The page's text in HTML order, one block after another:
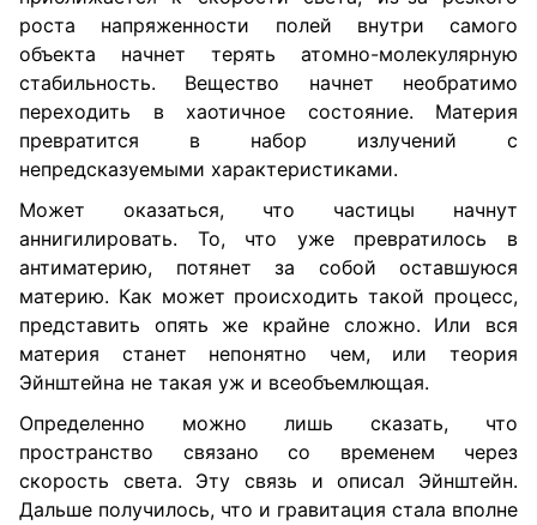
роста напряженности полей внутри самого
объекта начнет терять атомно-молекулярную
стабильность. Вещество начнет необратимо
переходить в хаотичное состояние. Материя
превратится в набор излучений с
непредсказуемыми характеристиками.
Может оказаться, что частицы начнут
аннигилировать. То, что уже превратилось в
антиматерию, потянет за собой оставшуюся
материю. Как может происходить такой процесс,
представить опять же крайне сложно. Или вся
материя станет непонятно чем, или теория
Эйнштейна не такая уж и всеобъемлющая.
Определенно можно лишь сказать, что
пространство связано со временем через
скорость света. Эту связь и описал Эйнштейн.
Дальше получилось, что и гравитация стала вполне